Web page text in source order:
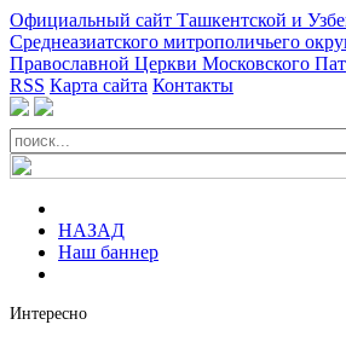
Официальный сайт Ташкентской и
Среднеазиатского митрополичьего
Православной Церкви Московского
RSS Карта сайта Контакты
НАЗАД
Наш баннер
Интересно